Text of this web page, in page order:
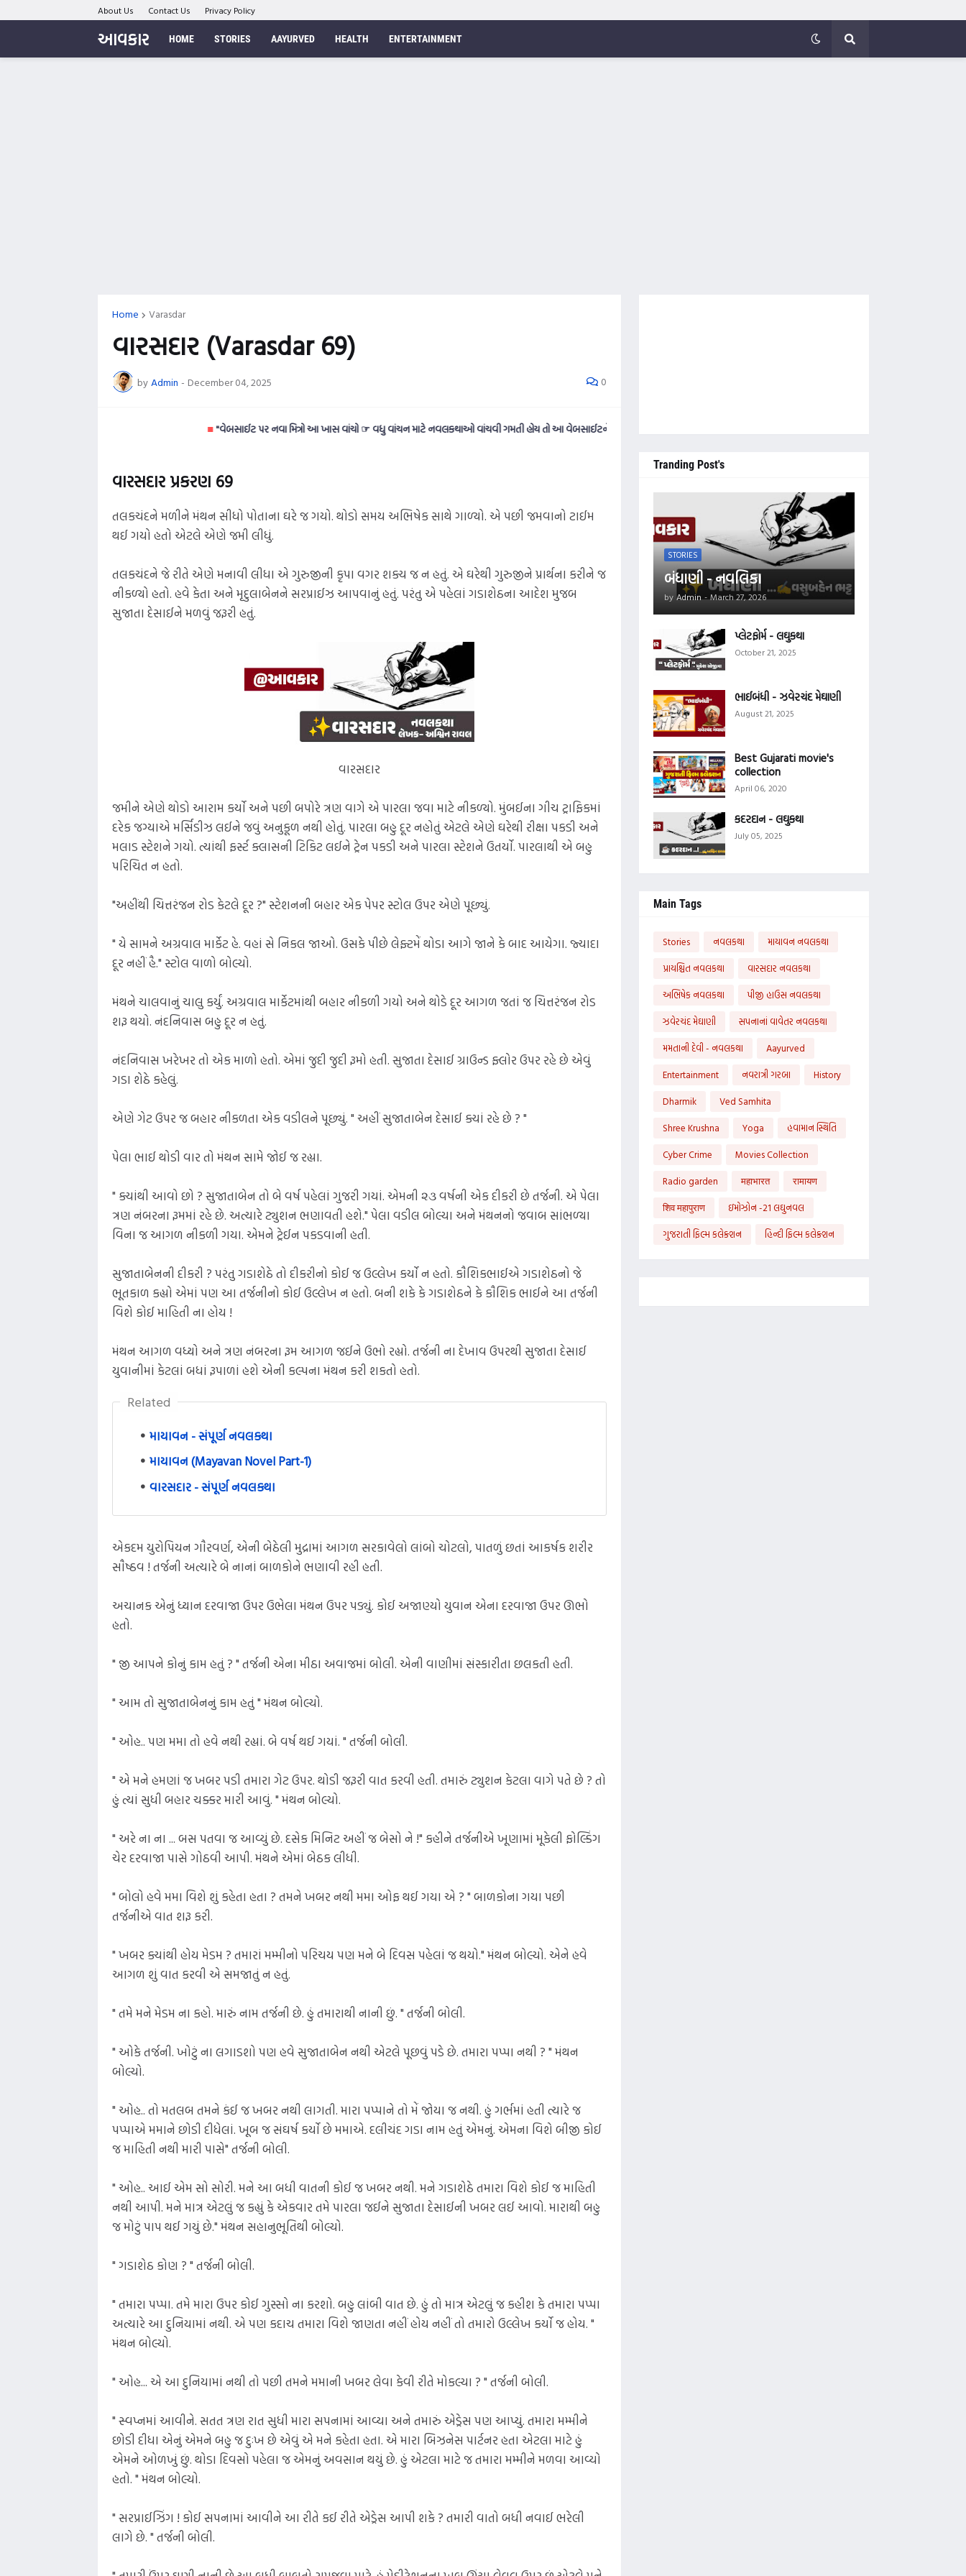
About Us Contact Us Privacy Policy
આવકાર HOME STORIES AAYURVED HEALTH ENTERTAINMENT
Home Varasdar
વારસદાર (Varasdar 69)
by Admin - December 04, 2025 0
"વેબસાઈટ પર નવા મિત્રો આ ખાસ વાંચો ☞ વધુ વાંચન માટે નવલકથાઓ વાંચવી ગમતી હોય તો આ વેબસાઈટને નીચે સુધી સ્ક્રોલ કરી 'Main Tegs' ની નીચે આપેલ કેટેગરીમાં જે તે નવલકથાના નામ પર ક્લિક કરી
વારસદાર પ્રકરણ 69
તલકચંદને મળીને મંથન સીધો પોતાના ઘરે જ ગયો. થોડો સમય અભિષેક સાથે ગાળ્યો. એ પછી જમવાનો ટાઈમ
થઈ ગયો હતો એટલે એણે જમી લીધું.
તલકચંદને જે રીતે એણે મનાવી લીધા એ ગુરુજીની કૃપા વગર શક્ય જ ન હતું. એ ઘરેથી ગુરુજીને પ્રાર્થના કરીને જ
નીકળ્યો હતો. હવે કેતા અને મૃદુલાબેનને સરપ્રાઈઝ આપવાનું હતું. પરંતુ એ પહેલાં ગડાશેઠના આદેશ મુજબ
સુજાતા દેસાઈને મળવું જરૂરી હતું.
વારસદાર
જમીને એણે થોડો આરામ કર્યો અને પછી બપોરે ત્રણ વાગે એ પારલા જવા માટે નીકળ્યો. મુંબઈના ગીચ ટ્રાફિકમાં
દરેક જગ્યાએ મર્સિડીઝ લઈને જવું અનુકૂળ નથી હોતું. પારલા બહુ દૂર નહોતું એટલે એણે ઘરેથી રીક્ષા પકડી અને
મલાડ સ્ટેશને ગયો. ત્યાંથી ફર્સ્ટ ક્લાસની ટિકિટ લઈને ટ્રેન પકડી અને પારલા સ્ટેશને ઉતર્યો. પારલાથી એ બહુ
પરિચિત ન હતો.
"અહીંથી ચિત્તરંજન રોડ કેટલે દૂર ?" સ્ટેશનની બહાર એક પેપર સ્ટોલ ઉપર એણે પૂછ્યું.
" યે સામને અગ્રવાલ માર્કેટ હે. વહાં સે નિકલ જાઓ. ઉસકે પીછે લેફ્ટમેં થોડા આગે જાને કે બાદ આયેગા. જ્યાદા
દૂર નહીં હૈ." સ્ટોલ વાળો બોલ્યો.
મંથને ચાલવાનું ચાલુ કર્યું. અગ્રવાલ માર્કેટમાંથી બહાર નીકળી ગયો અને થોડે દૂર આગળ જતાં જ ચિત્તરંજન રોડ
શરૂ થયો. નંદનિવાસ બહુ દૂર ન હતું.
નંદનિવાસ ખરેખર તો એક માળો હતો. એમાં જુદી જુદી રૂમો હતી. સુજાતા દેસાઈ ગ્રાઉન્ડ ફ્લોર ઉપર રહે છે એવું
ગડા શેઠે કહેલું.
એણે ગેટ ઉપર જ બહાર નીકળતા એક વડીલને પૂછ્યું. " અહીં સુજાતાબેન દેસાઈ ક્યાં રહે છે ? "
પેલા ભાઈ થોડી વાર તો મંથન સામે જોઈ જ રહ્યા.
" ક્યાંથી આવો છો ? સુજાતાબેન તો બે વર્ષ પહેલાં ગુજરી ગયાં. એમની ૨૩ વર્ષની એક દીકરી છે તર્જની. એ પેલા
ત્રણ નંબરના રૂમમાં રહે છે. અત્યારે ટ્યુશન ભણાવતી હશે." પેલા વડીલ બોલ્યા અને મંથનનો જવાબ સાંભળ્યા
વિના જ આગળ નીકળી ગયા. એમને ટ્રેઈન પકડવાની હતી.
સુજાતાબેનની દીકરી ? પરંતુ ગડાશેઠે તો દીકરીનો કોઈ જ ઉલ્લેખ કર્યો ન હતો. કૌશિકભાઈએ ગડાશેઠનો જે
ભૂતકાળ કહ્યો એમાં પણ આ તર્જનીનો કોઈ ઉલ્લેખ ન હતો. બની શકે કે ગડાશેઠને કે કૌશિક ભાઈને આ તર્જની
વિશે કોઈ માહિતી ના હોય !
મંથન આગળ વધ્યો અને ત્રણ નંબરના રૂમ આગળ જઈને ઉભો રહ્યો. તર્જની ના દેખાવ ઉપરથી સુજાતા દેસાઈ
યુવાનીમાં કેટલાં બધાં રૂપાળાં હશે એની કલ્પના મંથન કરી શકતો હતો.
Related
માયાવન - સંપૂર્ણ નવલકથા
માયાવન (Mayavan Novel Part-1)
વારસદાર - સંપૂર્ણ નવલકથા
એકદમ યુરોપિયન ગૌરવર્ણ, એની બેઠેલી મુદ્રામાં આગળ સરકાવેલો લાંબો ચોટલો, પાતળું છતાં આકર્ષક શરીર
સૌષ્ઠવ ! તર્જની અત્યારે બે નાનાં બાળકોને ભણાવી રહી હતી.
અચાનક એનું ધ્યાન દરવાજા ઉપર ઉભેલા મંથન ઉપર પડ્યું. કોઈ અજાણ્યો યુવાન એના દરવાજા ઉપર ઊભો
હતો.
" જી આપને કોનું કામ હતું ? " તર્જની એના મીઠા અવાજમાં બોલી. એની વાણીમાં સંસ્કારીતા છલકતી હતી.
" આમ તો સુજાતાબેનનું કામ હતું " મંથન બોલ્યો.
" ઓહ.. પણ મમા તો હવે નથી રહ્યાં. બે વર્ષ થઈ ગયાં. " તર્જની બોલી.
" એ મને હમણાં જ ખબર પડી તમારા ગેટ ઉપર. થોડી જરૂરી વાત કરવી હતી. તમારું ટ્યુશન કેટલા વાગે પતે છે ? તો
હું ત્યાં સુધી બહાર ચક્કર મારી આવું. " મંથન બોલ્યો.
" અરે ના ના ... બસ પતવા જ આવ્યું છે. દસેક મિનિટ અહીં જ બેસો ને !" કહીને તર્જનીએ ખૂણામાં મૂકેલી ફોલ્ડિંગ
ચેર દરવાજા પાસે ગોઠવી આપી. મંથને એમાં બેઠક લીધી.
" બોલો હવે મમા વિશે શું કહેતા હતા ? તમને ખબર નથી મમા ઓફ થઈ ગયા એ ? " બાળકોના ગયા પછી
તર્જનીએ વાત શરૂ કરી.
" ખબર ક્યાંથી હોય મેડમ ? તમારાં મમ્મીનો પરિચય પણ મને બે દિવસ પહેલાં જ થયો." મંથન બોલ્યો. એને હવે
આગળ શું વાત કરવી એ સમજાતું ન હતું.
" તમે મને મેડમ ના કહો. મારું નામ તર્જની છે. હું તમારાથી નાની છું. " તર્જની બોલી.
" ઓકે તર્જની. ખોટું ના લગાડશો પણ હવે સુજાતાબેન નથી એટલે પૂછવું પડે છે. તમારા પપ્પા નથી ? " મંથન
બોલ્યો.
" ઓહ.. તો મતલબ તમને કંઈ જ ખબર નથી લાગતી. મારા પપ્પાને તો મેં જોયા જ નથી. હું ગર્ભમાં હતી ત્યારે જ
પપ્પાએ મમાને છોડી દીધેલાં. ખૂબ જ સંઘર્ષ કર્યો છે મમાએ. દલીચંદ ગડા નામ હતું એમનું. એમના વિશે બીજી કોઈ
જ માહિતી નથી મારી પાસે" તર્જની બોલી.
" ઓહ.. આઈ એમ સો સોરી. મને આ બધી વાતની કોઈ જ ખબર નથી. મને ગડાશેઠે તમારા વિશે કોઈ જ માહિતી
નથી આપી. મને માત્ર એટલું જ કહ્યું કે એકવાર તમે પારલા જઈને સુજાતા દેસાઈની ખબર લઈ આવો. મારાથી બહુ
જ મોટું પાપ થઈ ગયું છે." મંથન સહાનુભૂતિથી બોલ્યો.
" ગડાશેઠ કોણ ? " તર્જની બોલી.
" તમારા પપ્પા. તમે મારા ઉપર કોઈ ગુસ્સો ના કરશો. બહુ લાંબી વાત છે. હું તો માત્ર એટલું જ કહીશ કે તમારા પપ્પા
અત્યારે આ દુનિયામાં નથી. એ પણ કદાચ તમારા વિશે જાણતા નહીં હોય નહીં તો તમારો ઉલ્લેખ કર્યો જ હોય. "
મંથન બોલ્યો.
" ઓહ... એ આ દુનિયામાં નથી તો પછી તમને મમાની ખબર લેવા કેવી રીતે મોકલ્યા ? " તર્જની બોલી.
" સ્વપ્નમાં આવીને. સતત ત્રણ રાત સુધી મારા સપનામાં આવ્યા અને તમારું એડ્રેસ પણ આપ્યું. તમારા મમ્મીને
છોડી દીધા એનું એમને બહુ જ દુઃખ છે એવું એ મને કહેતા હતા. એ મારા બિઝનેસ પાર્ટનર હતા એટલા માટે હું
એમને ઓળખું છું. થોડા દિવસો પહેલા જ એમનું અવસાન થયું છે. હું એટલા માટે જ તમારા મમ્મીને મળવા આવ્યો
હતો. " મંથન બોલ્યો.
" સરપ્રાઈઝિંગ ! કોઈ સપનામાં આવીને આ રીતે કઈ રીતે એડ્રેસ આપી શકે ? તમારી વાતો બધી નવાઈ ભરેલી
લાગે છે. " તર્જની બોલી.
Tranding Post's
STORIES
બંધાણી - નવલિકા
by Admin - March 27, 2026
પ્લેટફોર્મ - લઘુકથા
October 21, 2025
ભાઈબંધી - ઝવેરચંદ મેઘાણી
August 21, 2025
Best Gujarati movie's
collection
April 06, 2020
કદરદાન - લઘુકથા
July 05, 2025
Main Tags
Stories નવલકથા
માયાવન નવલકથા
પ્રાયશ્ચિત નવલકથા
વારસદાર નવલકથા
અભિષેક નવલકથા
પીજી હાઉસ નવલકથા
ઝવેરચંદ મેઘાણી
સપનાનાં વાવેતર નવલકથા
મમતાની દેવી - નવલકથા
Aayurved
Entertainment
નવરાત્રી ગરબા
History
Dharmik
Ved Samhita
Shree Krushna
Yoga
હવામાન સ્થિતિ
Cyber Crime
Movies Collection
Radio garden
महाभारत
रामायण
शिव महापुराण
ઇમોઝોન -21 લઘુનવલ
ગુજરાતી ફિલ્મ કલેક્શન
હિન્દી ફિલ્મ કલેક્શન